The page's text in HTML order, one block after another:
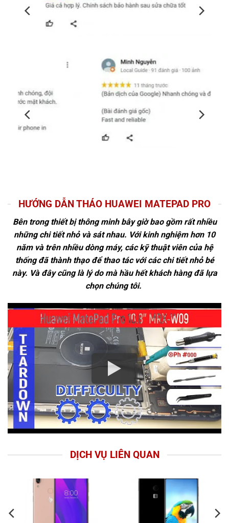
HƯỚNG DẪN THÁO HUAWEI MATEPAD PRO
Bên trong thiết bị thông minh bây giờ bao gồm rất nhiều
những chi tiết nhỏ và sát nhau. Với kinh nghiệm hơn 10
năm và trên nhiều dòng máy, các kỹ thuật viên của hệ
thống đã thành thạo để thao tác với các chi tiết nhỏ bé
này. Và đây cũng là lý do mà hầu hết khách hàng đã lựa
chọn chúng tôi.
DỊCH VỤ LIÊN QUAN